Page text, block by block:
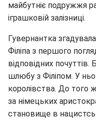
майбутніє подружжя
іграшковій залізниці.
Гувернантка
Філіпа з першого
відповідних почуттів.
шлюбу з Філіпом. У
королівства. До того
за німецьких
становище в